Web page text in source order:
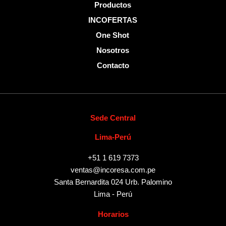
Productos
INCOFERTAS
One Shot
Nosotros
Contacto
Sede Central
Lima-Perú
+51 1 619 7373
ventas@incoresa.com.pe
Santa Bernardita 024 Urb. Palomino
Lima - Perú
Horarios